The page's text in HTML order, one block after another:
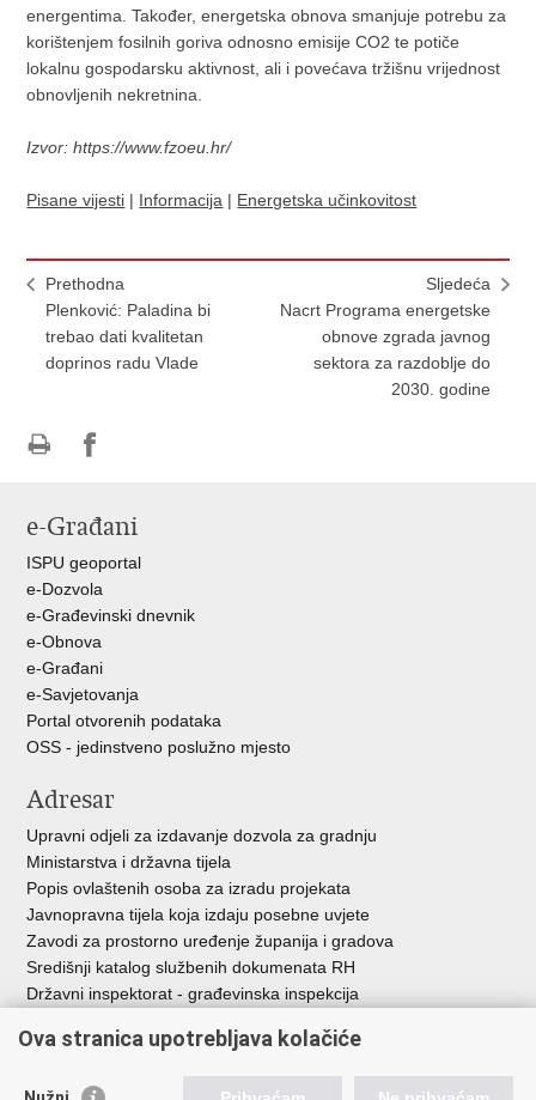
energentima. Također, energetska obnova smanjuje potrebu za
korištenjem fosilnih goriva odnosno emisije CO2 te potiče
lokalnu gospodarsku aktivnost, ali i povećava tržišnu vrijednost
obnovljenih nekretnina.
Izvor: ​https://www.fzoeu.hr/
Pisane vijesti | Informacija | Energetska učinkovitost
Prethodna
Plenković: Paladina bi
trebao dati kvalitetan
doprinos radu Vlade
Sljedeća
Nacrt Programa energetske
obnove zgrada javnog
sektora za razdoblje do
2030. godine
FacebookuTwitteru
e-Građani
ISPU geoportal
e-Dozvola
e-Građevinski dnevnik
e-Obnova
e-Građani
e-Savjetovanja
Portal otvorenih podataka
OSS - jedinstveno poslužno mjesto
Adresar
Upravni odjeli za izdavanje dozvola za gradnju
Ministarstva i državna tijela
Popis ovlaštenih osoba za izradu projekata
Javnopravna tijela koja izdaju posebne uvjete
Zavodi za prostorno uređenje županija i gradova
Središnji katalog službenih dokumenata RH
Državni inspektorat - građevinska inspekcija
Ova stranica upotrebljava kolačiće